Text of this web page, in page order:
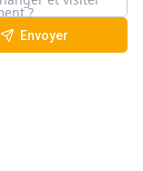
Envoyer